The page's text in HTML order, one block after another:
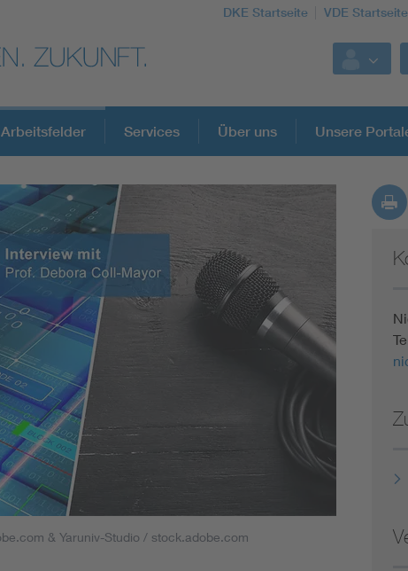
DKE Startseite VDE Startseite
DKE Fachinformationen im Kontext der Normung
Blitzschutz: DIN EN 62305 in der Übersicht
Circular Economy für mehr Ressourceneffizienz
Cybersecurity in der Industrieautomatisierung
DIN VDE 0100 für sichere Elektroinstallationen
Elektrofachkraft (EFK)
Arbeitsfelder Services Über uns Unsere
& Yaruniv-Studio / stock.adobe.com